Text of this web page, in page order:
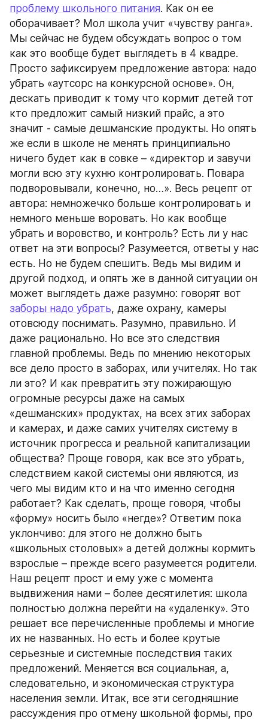
проблему школьного питания. Как он ее
оборачивает? Мол школа учит «чувству ранга».
Мы сейчас не будем обсуждать вопрос о том
как это вообще будет выглядеть в 4 квадре.
Просто зафиксируем предложение автора: надо
убрать «аутсорс на конкурсной основе». Он,
дескать приводит к тому что кормит детей тот
кто предложит самый низкий прайс, а это
значит - самые дешманские продукты. Но опять
же если в школе не менять принципиально
ничего будет как в совке – «директор и завучи
могли всю эту кухню контролировать. Повара
подворовывали, конечно, но…». Весь рецепт от
автора: немножечко больше контролировать и
немного меньше воровать. Но как вообще
убрать и воровство, и контроль? Есть ли у нас
ответ на эти вопросы? Разумеется, ответы у нас
есть. Но не будем спешить. Ведь мы видим и
другой подход, и опять же в данной ситуации он
заборы надо убрать, даже охрану, камеры
отовсюду поснимать. Разумно, правильно. И
даже рационально. Но все это следствия
главной проблемы. Ведь по мнению некоторых
все дело просто в заборах, или учителях. Но так
ли это? И как превратить эту пожирающую
огромные ресурсы даже на самых
«дешманских» продуктах, на всех этих заборах
и камерах, и даже самих учителях систему в
источник прогресса и реальной капитализации
общества? Проще говоря, как все это убрать,
следствием какой системы они являются, из
чего мы видим кто и на что именно сегодня
работает? Как сделать, проще говоря, чтобы
«форму» носить было «негде»? Ответим пока
уклончиво: для этого не должно быть
«школьных столовых» а детей должны кормить
взрослые – прежде всего разумеется родители.
Наш рецепт прост и ему уже с момента
выдвижения нами – более десятилетия: школа
полностью должна перейти на «удаленку». Это
решает все перечисленные проблемы и многие
их не названных. Но есть и более крутые
серьезные и системные последствия таких
предложений. Меняется вся социальная, а,
следовательно, и экономическая структура
населения земли. Итак, все эти сегодняшние
рассуждения про отмену школьной формы, про